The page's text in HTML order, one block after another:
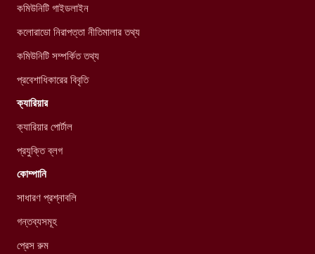
কমিউনিটি গাইডলাইন
কলোরাডো নিরাপত্তা নীতিমালার তথ্য
কমিউনিটি সম্পর্কিত তথ্য
প্রবেশাধিকারের বিবৃতি
ক্যারিয়ার
ক্যারিয়ার পোর্টাল
প্রযুক্তি ব্লগ
কোম্পানি
সাধারণ প্রশ্নাবলি
গন্তব্যসমূহ
প্রেস রুম